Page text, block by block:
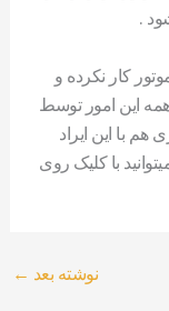
.
کار نکرده و
این امور توسط
با این ایراد
با کلیک روی
نوشته بعد ←